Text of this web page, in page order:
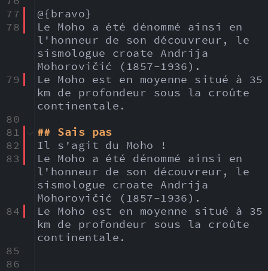
77
@{bravo}
78
Le Moho a été dénommé ainsi en
l'honneur de son découvreur, le
sismologue croate Andrija
Mohorovičić (1857-1936).
79
Le Moho est en moyenne situé à 35
km de profondeur sous la croûte
continentale.
80
81
## Sais pas
82
Il s'agit du Moho !
83
Le Moho a été dénommé ainsi en
l'honneur de son découvreur, le
sismologue croate Andrija
Mohorovičić (1857-1936).
84
Le Moho est en moyenne situé à 35
km de profondeur sous la croûte
continentale.
85
86